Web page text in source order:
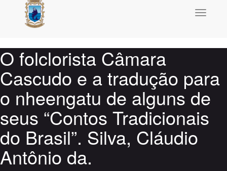
Toggle
O folclorista Câmara
Cascudo e a tradução para
o nheengatu de alguns de
seus “Contos Tradicionais
do Brasil”. Silva, Cláudio
Antônio da.